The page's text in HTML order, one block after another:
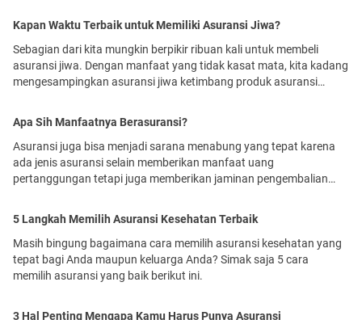
Kapan Waktu Terbaik untuk Memiliki Asuransi Jiwa?
Sebagian dari kita mungkin berpikir ribuan kali untuk membeli
asuransi jiwa. Dengan manfaat yang tidak kasat mata, kita kadang
mengesampingkan asuransi jiwa ketimbang produk asuransi
Apa Sih Manfaatnya Berasuransi?
Asuransi juga bisa menjadi sarana menabung yang tepat karena
ada jenis asuransi selain memberikan manfaat uang
pertanggungan tetapi juga memberikan jaminan pengembalian
5 Langkah Memilih Asuransi Kesehatan Terbaik
Masih bingung bagaimana cara memilih asuransi kesehatan yang
tepat bagi Anda maupun keluarga Anda? Simak saja 5 cara
memilih asuransi yang baik berikut ini.
3 Hal Penting Mengapa Kamu Harus Punya Asuransi